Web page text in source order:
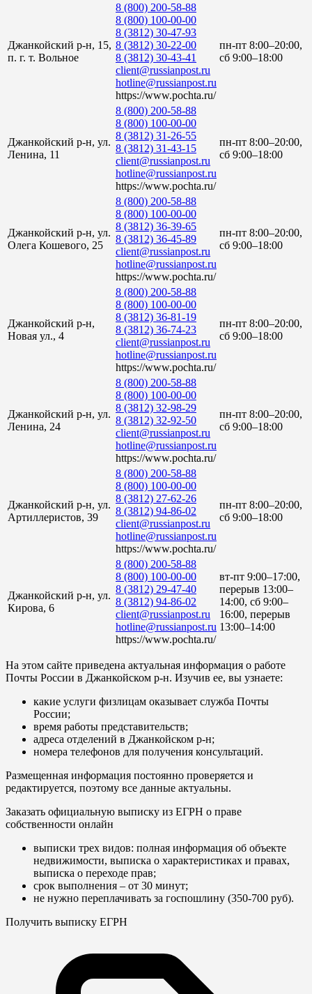
Джанкойский р-н, 15,
п. г. т. Вольное
8 (800) 200-58-88
8 (800) 100-00-00
8 (3812) 30-47-93
8 (3812) 30-22-00
8 (3812) 30-43-41
client@russianpost.ru
hotline@russianpost.ru
https://www.pochta.ru/
пн-пт 8:00–20:00,
сб 9:00–18:00
Джанкойский р-н, ул.
Ленина, 11
8 (800) 200-58-88
8 (800) 100-00-00
8 (3812) 31-26-55
8 (3812) 31-43-15
client@russianpost.ru
hotline@russianpost.ru
https://www.pochta.ru/
пн-пт 8:00–20:00,
сб 9:00–18:00
Джанкойский р-н, ул.
Олега Кошевого, 25
8 (800) 200-58-88
8 (800) 100-00-00
8 (3812) 36-39-65
8 (3812) 36-45-89
client@russianpost.ru
hotline@russianpost.ru
https://www.pochta.ru/
пн-пт 8:00–20:00,
сб 9:00–18:00
Джанкойский р-н,
Новая ул., 4
8 (800) 200-58-88
8 (800) 100-00-00
8 (3812) 36-81-19
8 (3812) 36-74-23
client@russianpost.ru
hotline@russianpost.ru
https://www.pochta.ru/
пн-пт 8:00–20:00,
сб 9:00–18:00
Джанкойский р-н, ул.
Ленина, 24
8 (800) 200-58-88
8 (800) 100-00-00
8 (3812) 32-98-29
8 (3812) 32-92-50
client@russianpost.ru
hotline@russianpost.ru
https://www.pochta.ru/
пн-пт 8:00–20:00,
сб 9:00–18:00
Джанкойский р-н, ул.
Артиллеристов, 39
8 (800) 200-58-88
8 (800) 100-00-00
8 (3812) 27-62-26
8 (3812) 94-86-02
client@russianpost.ru
hotline@russianpost.ru
https://www.pochta.ru/
пн-пт 8:00–20:00,
сб 9:00–18:00
Джанкойский р-н, ул.
Кирова, 6
8 (800) 200-58-88
8 (800) 100-00-00
8 (3812) 29-47-40
8 (3812) 94-86-02
client@russianpost.ru
hotline@russianpost.ru
https://www.pochta.ru/
вт-пт 9:00–17:00,
перерыв 13:00–
14:00, сб 9:00–
16:00, перерыв
13:00–14:00
На этом сайте приведена актуальная информация о работе
Почты России в Джанкойском р-н. Изучив ее, вы узнаете:
какие услуги физлицам оказывает служба Почты
России;
время работы представительств;
адреса отделений в Джанкойском р-н;
номера телефонов для получения консультаций.
Размещенная информация постоянно проверяется и
редактируется, поэтому все данные актуальны.
Заказать официальную выписку из ЕГРН о праве
собственности онлайн
выписки трех видов: полная информация об объекте
недвижимости, выписка о характеристиках и правах,
выписка о переходе прав;
срок выполнения – от 30 минут;
не нужно переплачивать за госпошлину (350-700 руб).
Получить выписку ЕГРН